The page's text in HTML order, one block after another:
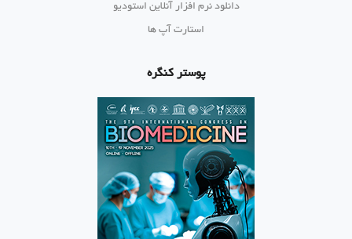
دانلود نرم افزار آنلاین استودیو
استارت آپ ها
پوستر کنگره